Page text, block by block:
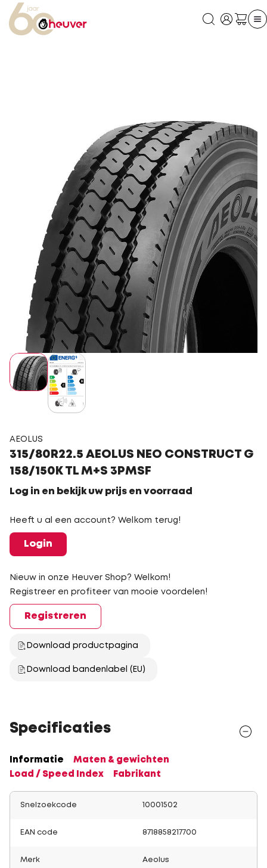
AEOLUS
315/80R22.5 AEOLUS NEO CONSTRUCT G
158/150K TL M+S 3PMSF
Log in en bekijk uw prijs en voorraad
Heeft u al een account? Welkom terug!
Login
Nieuw in onze Heuver Shop? Welkom!
Registreer en profiteer van mooie voordelen!
Registreren
Download productpagina
Download bandenlabel (EU)
Specificaties
Informatie
Maten & gewichten
Load / Speed Index
Fabrikant
Snelzoekcode 10001502
EAN code 8718858217700
Merk Aeolus